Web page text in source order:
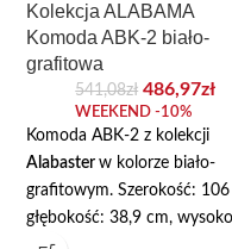
Kolekcja ALABAMA
Komoda ABK-2 biało-
grafitowa
541,08zł 486,97zł
WEEKEND -10%
Komoda ABK-2 z kolekcji
Alabaster w kolorze biało-
grafitowym. Szerokość:
głębokość: 38,9 cm,
83,7 cm. Wyposażona